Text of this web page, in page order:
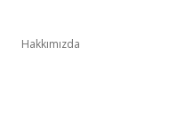
Hakkımızda